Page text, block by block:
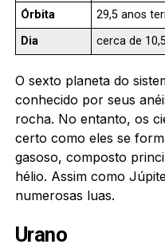
Órbita
29,5 anos
Dia
cerca de
O sexto planeta do
conhecido por seus
rocha. No entanto, os
certo como eles se
gasoso, composto
hélio. Assim como
numerosas luas.
Urano